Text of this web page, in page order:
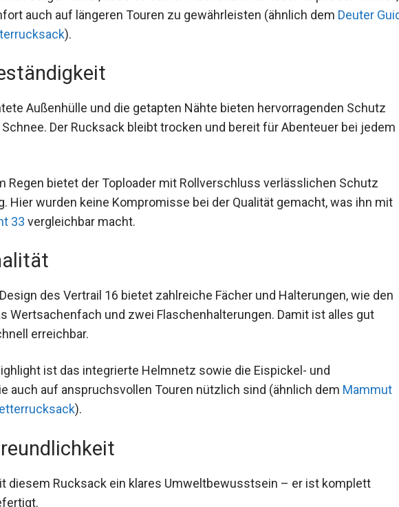
sorgen dafür, dass du deinen Rucksack individuell anpassen kannst,
auch auf längeren Touren zu gewährleisten (ähnlich dem
Außenhülle und die getapten Nähte bieten hervorragenden Schutz
Der Rucksack bleibt trocken und bereit für Abenteuer bei jedem
Regen bietet der Toploader mit Rollverschluss verlässlichen Schutz
Hier wurden keine Kompromisse bei der Qualität gemacht, was ihn mit
des Vertrail 16 bietet zahlreiche Fächer und Halterungen, wie den
Wertsachenfach und zwei Flaschenhalterungen. Damit ist alles gut
ist das integrierte Helmnetz sowie die Eispickel- und
auch auf anspruchsvollen Touren nützlich sind (ähnlich dem
diesem Rucksack ein klares Umweltbewusstsein – er ist komplett